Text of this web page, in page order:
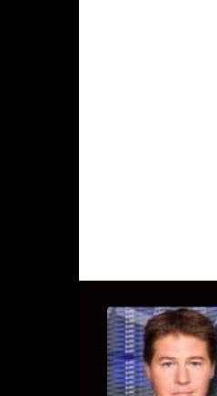
Bekijk hier